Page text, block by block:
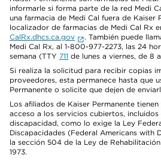
informarle si forma parte de la red Medi
una farmacia de Medi Cal fuera de Kaiser
localizador de farmacias de Medi Cal Rx
CalRx.dhcs.ca.gov
. También puede
Medi Cal Rx, al 1-800-977-2273, las 24
semana (TTY 711 de lunes a viernes, de 8
Si realiza la solicitud para recibir copias
proveedores, esta permanece hasta que
Permanente o solicite que dejen de
Los afiliados de Kaiser Permanente
acceso a los servicios cubiertos,
discapacidad, como lo exige la Ley
Discapacidades (Federal Americans with
la sección 504 de la Ley de
1973.